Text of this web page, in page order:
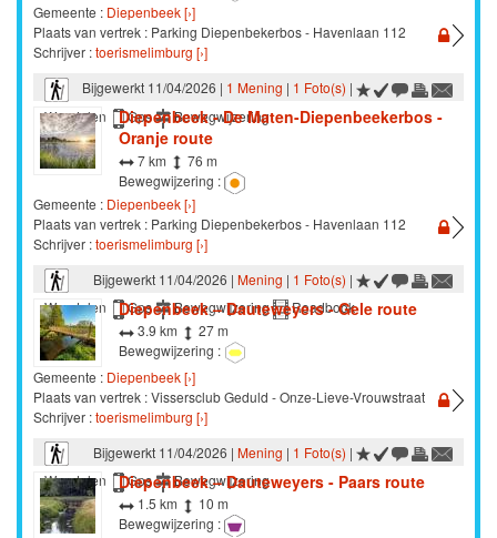
Gemeente : Diepenbeek [›]
Plaats van vertrek : Parking Diepenbekerbos - Havenlaan 112
Schrijver :toerismelimburg [›]
Bijgewerkt 11/04/2026 | 1 Mening | 1 Foto(s) |
Wandelen
Gps Bewegwijzering
Diepenbeek - De Maten-Diepenbeekerbos -
Oranje route
7 km
76 m
Bewegwijzering :
Gemeente : Diepenbeek [›]
Plaats van vertrek : Parking Diepenbekerbos - Havenlaan 112
Schrijver :toerismelimburg [›]
Bijgewerkt 11/04/2026 | Mening | 1 Foto(s) |
Wandelen
Gps Bewegwijzering Roadbook
Diepenbeek – Dauteweyers - Gele route
3.9 km
27 m
Bewegwijzering :
Gemeente : Diepenbeek [›]
Plaats van vertrek : Vissersclub Geduld - Onze-Lieve-Vrouwstraat
Schrijver :toerismelimburg [›]
Bijgewerkt 11/04/2026 | Mening | 1 Foto(s) |
Wandelen
Gps Bewegwijzering
Diepenbeek – Dauteweyers - Paars route
1.5 km
10 m
Bewegwijzering :